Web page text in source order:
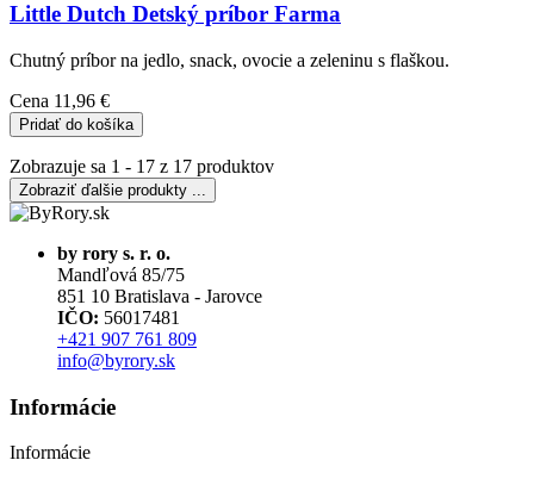
Little Dutch Detský príbor Farma
Chutný príbor na jedlo, snack, ovocie a zeleninu s flaškou.
Cena 11,96 €
Pridať do košíka
Zobrazuje sa 1 - 17 z 17 produktov
Zobraziť ďalšie produkty ...
by rory s. r. o.
Mandľová 85/75
851 10 Bratislava - Jarovce
IČO: 56017481
+421 907 761 809
info@byrory.sk
Informácie
Informácie